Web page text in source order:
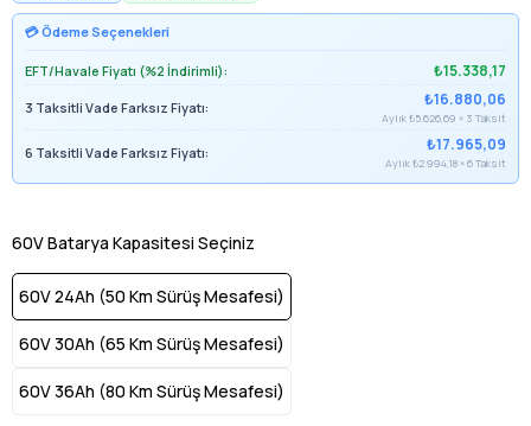
💳 Ödeme Seçenekleri
EFT/Havale Fiyatı (%2 İndirimli): ₺15.338,17
3 Taksitli Vade Farksız Fiyatı: ₺16.880,06
Aylık ₺5.626,69 × 3 Taksit
6 Taksitli Vade Farksız Fiyatı: ₺17.965,09
Aylık ₺2.994,18 × 6 Taksit
60V Batarya Kapasitesi Seçiniz
60V 24Ah (50 Km Sürüş Mesafesi)
60V 30Ah (65 Km Sürüş Mesafesi)
60V 36Ah (80 Km Sürüş Mesafesi)